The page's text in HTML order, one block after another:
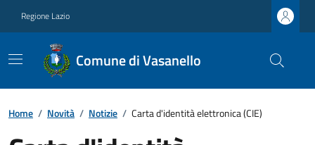
Regione Lazio
Comune di Vasanello
Home / Novità / Notizie / Carta d'identità elettronica (CIE)